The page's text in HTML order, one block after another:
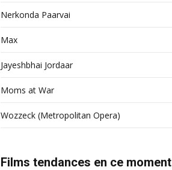
Nerkonda Paarvai
Max
Jayeshbhai Jordaar
Moms at War
Wozzeck (Metropolitan Opera)
Films tendances en ce moment